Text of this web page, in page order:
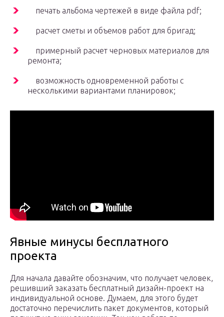
печать альбома чертежей в виде файла pdf;
расчет сметы и объемов работ для бригад;
примерный расчет черновых материалов для
ремонта;
возможность одновременной работы с
несколькими вариантами планировок;
Явные минусы бесплатного
проекта
Для начала давайте обозначим, что получает человек,
решивший заказать бесплатный дизайн-проект на
индивидуальной основе. Думаем, для этого будет
достаточно перечислить пакет документов, который